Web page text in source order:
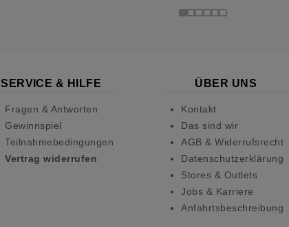
SERVICE & HILFE
Fragen & Antworten
Gewinnspiel
Teilnahmebedingungen
Vertrag widerrufen
ÜBER UNS
Kontakt
Das sind wir
AGB & Widerrufsrecht
Datenschutzerklärung
Stores & Outlets
Jobs & Karriere
Anfahrtsbeschreibung